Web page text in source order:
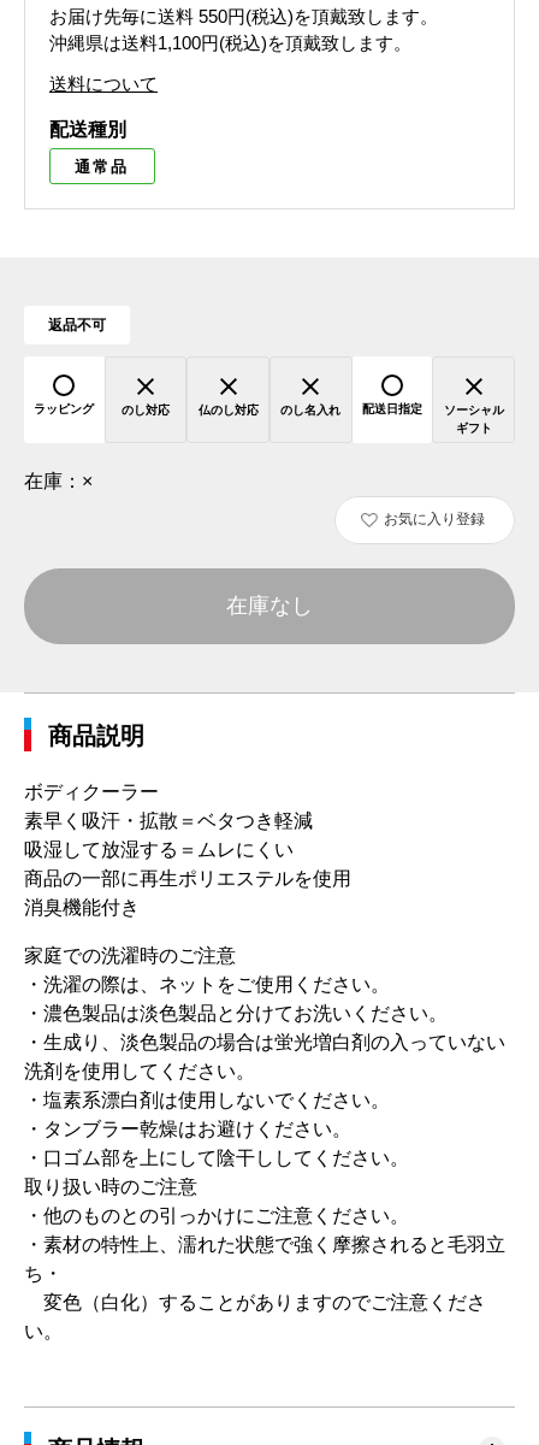
お届け先毎に送料 550円(税込)を頂戴致します。
沖縄県は送料1,100円(税込)を頂戴致します。
送料について
配送種別
通常品
返品不可
ラッピング のし対応 仏のし対応 のし名入れ 配送日指定
ソーシャル
ギフト
在庫： ×
お気に入り登録
在庫なし
商品説明
ボディクーラー
素早く吸汗・拡散＝ベタつき軽減
吸湿して放湿する＝ムレにくい
商品の一部に再生ポリエステルを使用
消臭機能付き
家庭での洗濯時のご注意
・洗濯の際は、ネットをご使用ください。
・濃色製品は淡色製品と分けてお洗いください。
・生成り、淡色製品の場合は蛍光増白剤の入っていない
洗剤を使用してください。
・塩素系漂白剤は使用しないでください。
・タンブラー乾燥はお避けください。
・口ゴム部を上にして陰干ししてください。
取り扱い時のご注意
・他のものとの引っかけにご注意ください。
・素材の特性上、濡れた状態で強く摩擦されると毛羽立
ち・
変色（白化）することがありますのでご注意くださ
い。